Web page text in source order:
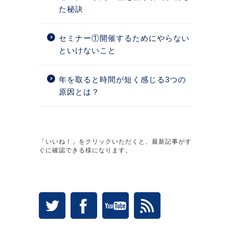
た秘訣
セミナー①開催するためにやらない
といけないこと
年を取ると時間が短く感じる3つの
原因とは？
「いいね！」をクリックいただくと、最新記事がす
ぐに確認できる様になります。